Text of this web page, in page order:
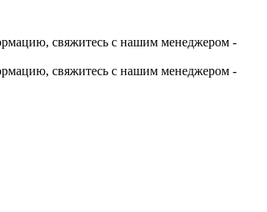
свяжитесь с нашим менеджером -
свяжитесь с нашим менеджером -